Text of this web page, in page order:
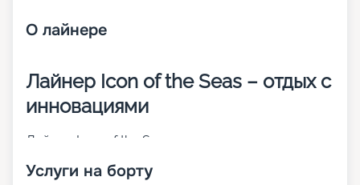
О лайнере
Лайнер Icon of the Seas – отдых с
инновациями
Лайнер Icon of the Seas – современное, недавно
судно. Оно относится к новому классу. Icon
Услуги на борту